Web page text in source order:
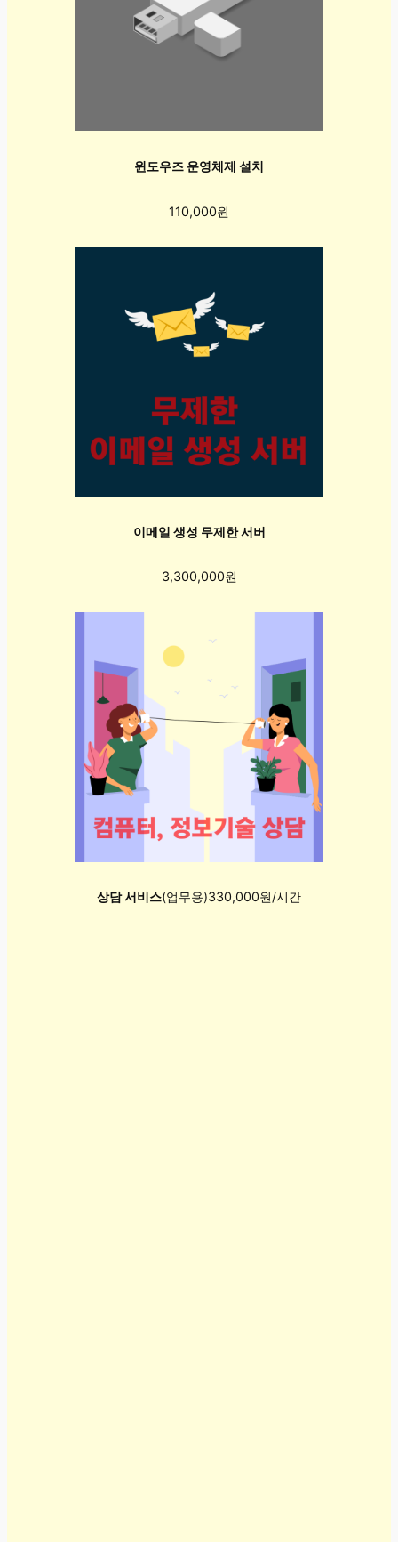
윈도우즈 운영체제 설치
110,000원
이메일 생성 무제한 서버
3,300,000원
상담 서비스(업무용)330,000원/시간